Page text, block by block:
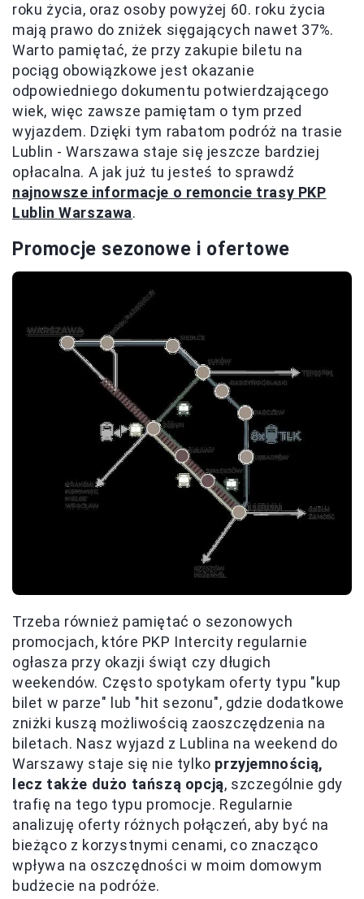
roku życia, oraz osoby powyżej 60. roku życia
mają prawo do zniżek sięgających nawet 37%.
Warto pamiętać, że przy zakupie biletu na
pociąg obowiązkowe jest okazanie
odpowiedniego dokumentu potwierdzającego
wiek, więc zawsze pamiętam o tym przed
wyjazdem. Dzięki tym rabatom podróż na trasie
Lublin - Warszawa staje się jeszcze bardziej
opłacalna. A jak już tu jesteś to sprawdź
najnowsze informacje o remoncie trasy PKP
Lublin Warszawa.
Promocje sezonowe i ofertowe
Trzeba również pamiętać o sezonowych
promocjach, które PKP Intercity regularnie
ogłasza przy okazji świąt czy długich
weekendów. Często spotykam oferty typu "kup
bilet w parze" lub "hit sezonu", gdzie dodatkowe
zniżki kuszą możliwością zaoszczędzenia na
biletach. Nasz wyjazd z Lublina na weekend do
Warszawy staje się nie tylko przyjemnością,
lecz także dużo tańszą opcją, szczególnie gdy
trafię na tego typu promocje. Regularnie
analizuję oferty różnych połączeń, aby być na
bieżąco z korzystnymi cenami, co znacząco
wpływa na oszczędności w moim domowym
budżecie na podróże.